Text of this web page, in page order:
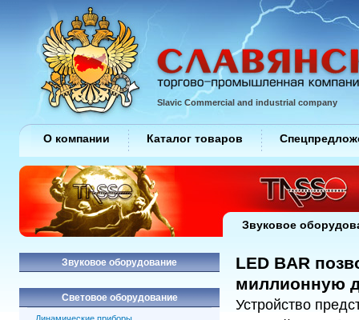
LED BAR
миллионную
Устройство
Звуковое оборудование
Световое оборудование
Slavic Commercial and industrial company
О компании Каталог товаров
Звуковое